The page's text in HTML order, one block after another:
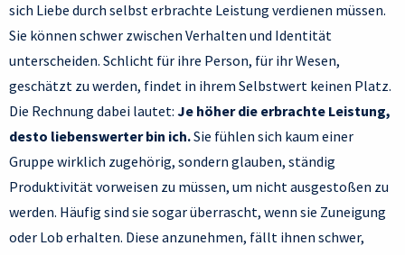
sich Liebe durch selbst erbrachte Leistung verdienen müssen.
Sie können schwer zwischen Verhalten und Identität
unterscheiden. Schlicht für ihre Person, für ihr Wesen,
geschätzt zu werden, findet in ihrem Selbstwert keinen Platz.
Die Rechnung dabei lautet: Je höher die erbrachte Leistung,
desto liebenswerter bin ich.Sie fühlen sich kaum einer
Gruppe wirklich zugehörig, sondern glauben, ständig
Produktivität vorweisen zu müssen, um nicht ausgestoßen zu
werden. Häufig sind sie sogar überrascht, wenn sie Zuneigung
oder Lob erhalten. Diese anzunehmen, fällt ihnen schwer,